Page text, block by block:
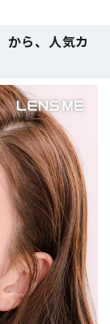
から、人気カ